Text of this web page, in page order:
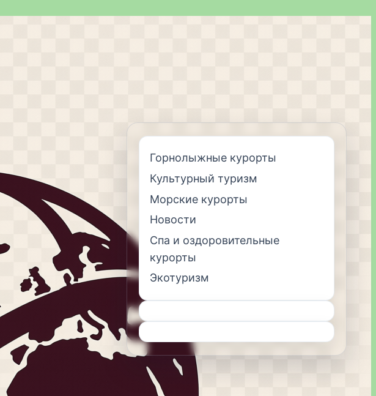
Горнолыжные курорты
Культурный туризм
Морские курорты
Новости
Спа и оздоровительные
курорты
Экотуризм